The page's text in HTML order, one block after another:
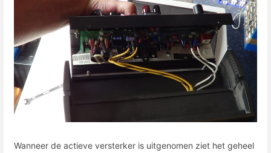
Wanneer de actieve versterker is uitgenomen ziet het geheel